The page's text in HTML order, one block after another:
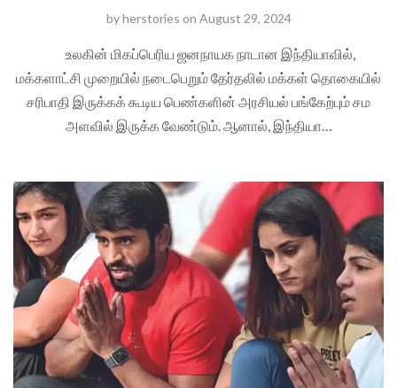
byherstories on August 29, 2024
உலகின் மிகப்பெரிய ஜனநாயக நாடான இந்தியாவில்,
மக்களாட்சி முறையில் நடைபெறும் தேர்தலில் மக்கள் தொகையில்
சரிபாதி இருக்கக் கூடிய பெண்களின் அரசியல் பங்கேற்பும் சம
அளவில் இருக்க வேண்டும். ஆனால், இந்தியா…